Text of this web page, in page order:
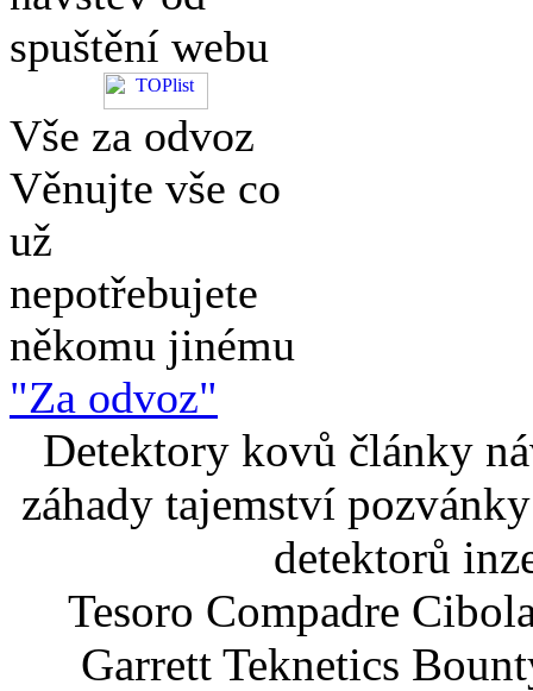
spuštění webu
Vše za odvoz
Věnujte vše co
už
nepotřebujete
někomu jinému
"Za odvoz"
Detektory kovů články
záhady tajemství
detektorů
Tesoro Compadre
Garrett Teknetics